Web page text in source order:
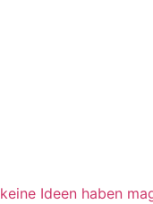
Ideen haben